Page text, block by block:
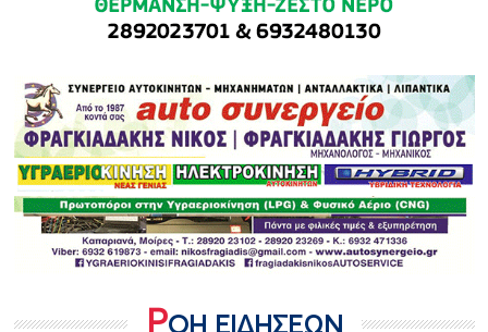
ΡΟΗ ΕΙΔΗΣΕΩΝ